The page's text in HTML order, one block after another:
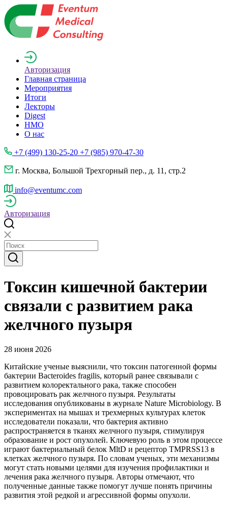
Авторизация
Главная страница
Мероприятия
Итоги
Лекторы
Digest
НМО
О нас
+7 (499) 130-25-20 +7 (985) 970-47-30
г. Москва, Большой Трехгорный пер., д. 11, стр.2
info@eventumc.com
Авторизация
Токсин кишечной бактерии
связали с развитием рака
желчного пузыря
28 июня 2026
Китайские ученые выяснили, что токсин патогенной формы
бактерии Bacteroides fragilis, который ранее связывали с
развитием колоректального рака, также способен
провоцировать рак желчного пузыря. Результаты
исследования опубликованы в журнале Nature Microbiology. В
экспериментах на мышах и трехмерных культурах клеток
исследователи показали, что бактерия активно
распространяется в тканях желчного пузыря, стимулируя
образование и рост опухолей. Ключевую роль в этом процессе
играют бактериальный белок MltD и рецептор TMPRSS13 в
клетках желчного пузыря. По словам ученых, эти механизмы
могут стать новыми целями для изучения профилактики и
лечения рака желчного пузыря. Авторы отмечают, что
полученные данные также помогут лучше понять причины
развития этой редкой и агрессивной формы опухоли.